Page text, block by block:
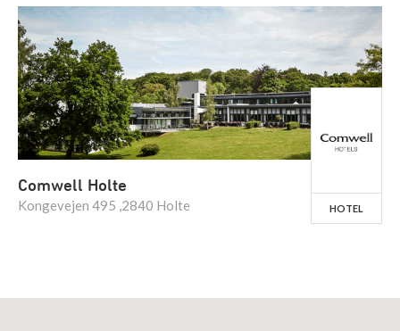
Comwell Holte
Kongevejen 495 ,2840 Holte HOTEL